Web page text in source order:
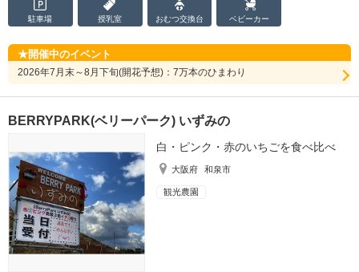
駐車場 授乳室 おむつ交換台 ベビーカー
開催中のイベント
2026年7月末～8月下旬(開花予想)：7万本のひまわり
BERRYPARK(ベリーパーク) いずみの
白・ピンク・赤のいちごを食べ比べ
大阪府 和泉市
観光農園